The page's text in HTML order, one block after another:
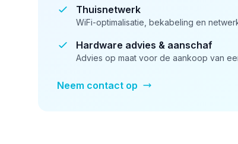
Thuisnetwerk
WiFi-optimalisatie, bekabeling en
Hardware advies & aanschaf
Advies op maat voor de aankoop van
Neem contact op